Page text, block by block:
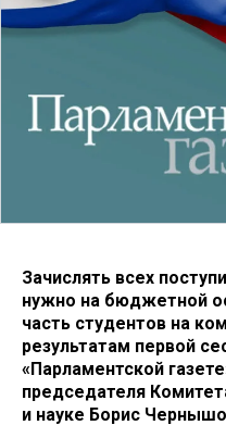
Зачислять всех
нужно на бюджетной
часть студентов на
результатам первой
«Парламентской
председателя
и науке Борис